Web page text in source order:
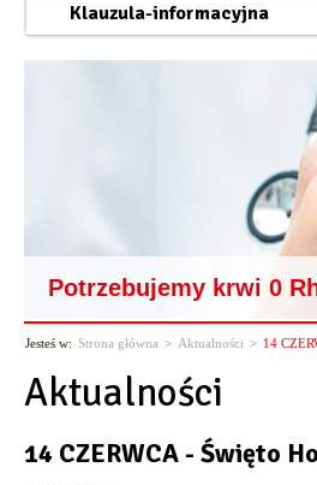
Klauzula-informacyjna
Potrzebujemy krwi 0
Potrzebujemy krwi AB
Jesteś w: Strona główna > Aktualności > 14
Aktualności
14 CZERWCA - Święto